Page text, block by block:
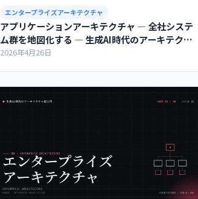
エンタープライズアーキテクチャ
アプリケーションアーキテクチャ ― 全社システ
ム群を地図化する ― 生成AI時代のアーキテクチ
ャ超入門
2026年4月26日